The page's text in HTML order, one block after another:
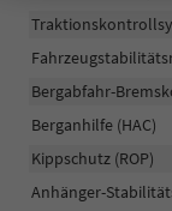
Bergabfahr-
Berganhilfe (HAC)
Kippschutz (ROP)
Anhänger-